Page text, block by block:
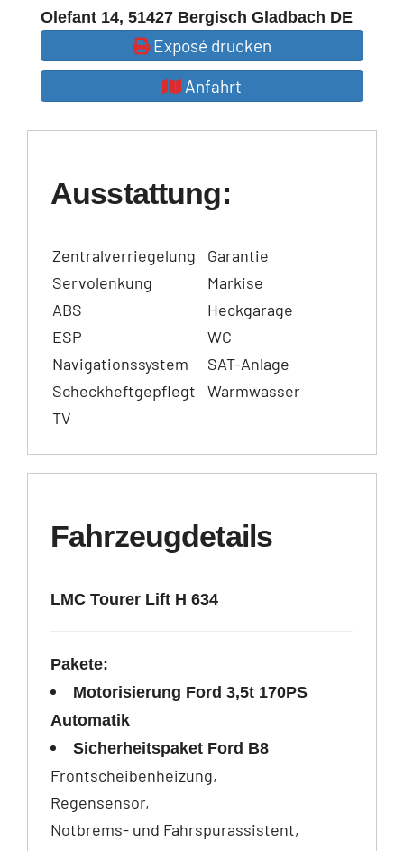
Olefant 14, 51427 Bergisch Gladbach DE
Exposé drucken
Anfahrt
Ausstattung:
Zentralverriegelung
Servolenkung
ABS
ESP
Navigationssystem
Scheckheftgepflegt
TV
Garantie
Markise
Heckgarage
WC
SAT-Anlage
Warmwasser
Fahrzeugdetails
LMC Tourer Lift H 634
Pakete:
Motorisierung Ford 3,5t 170PS
Automatik
Sicherheitspaket Ford B8
Frontscheibenheizung,
Regensensor,
Notbrems- und Fahrspurassistent,